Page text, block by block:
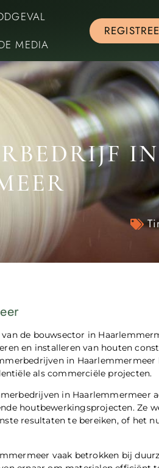
MEDIA
IN
de bouwsector in
en installeren van houten
in
als commerciële projecten.
in Haarlemmermeer
houtbewerkingsprojecten. Ze
resultaten te bereiken, of het
vaak betrokken bij